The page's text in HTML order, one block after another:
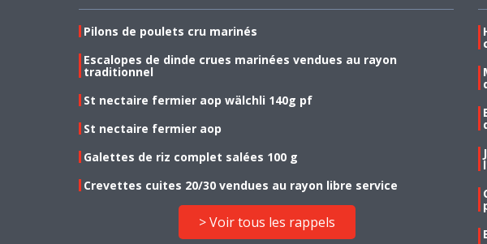
Pilons de poulets cru marinés
Escalopes de dinde crues marinées vendues au rayon
traditionnel
St nectaire fermier aop wälchli 140g pf
St nectaire fermier aop
Galettes de riz complet salées 100 g
Crevettes cuites 20/30 vendues au rayon libre service
> Voir tous les rappels